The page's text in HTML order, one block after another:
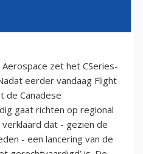
zet het CSeries-
eerder vandaag Flight
de Canadese
gaat richten op regional
dat - gezien de
- een lancering van de